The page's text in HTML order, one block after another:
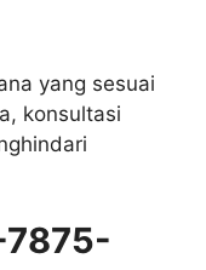
yang sesuai
konsultasi